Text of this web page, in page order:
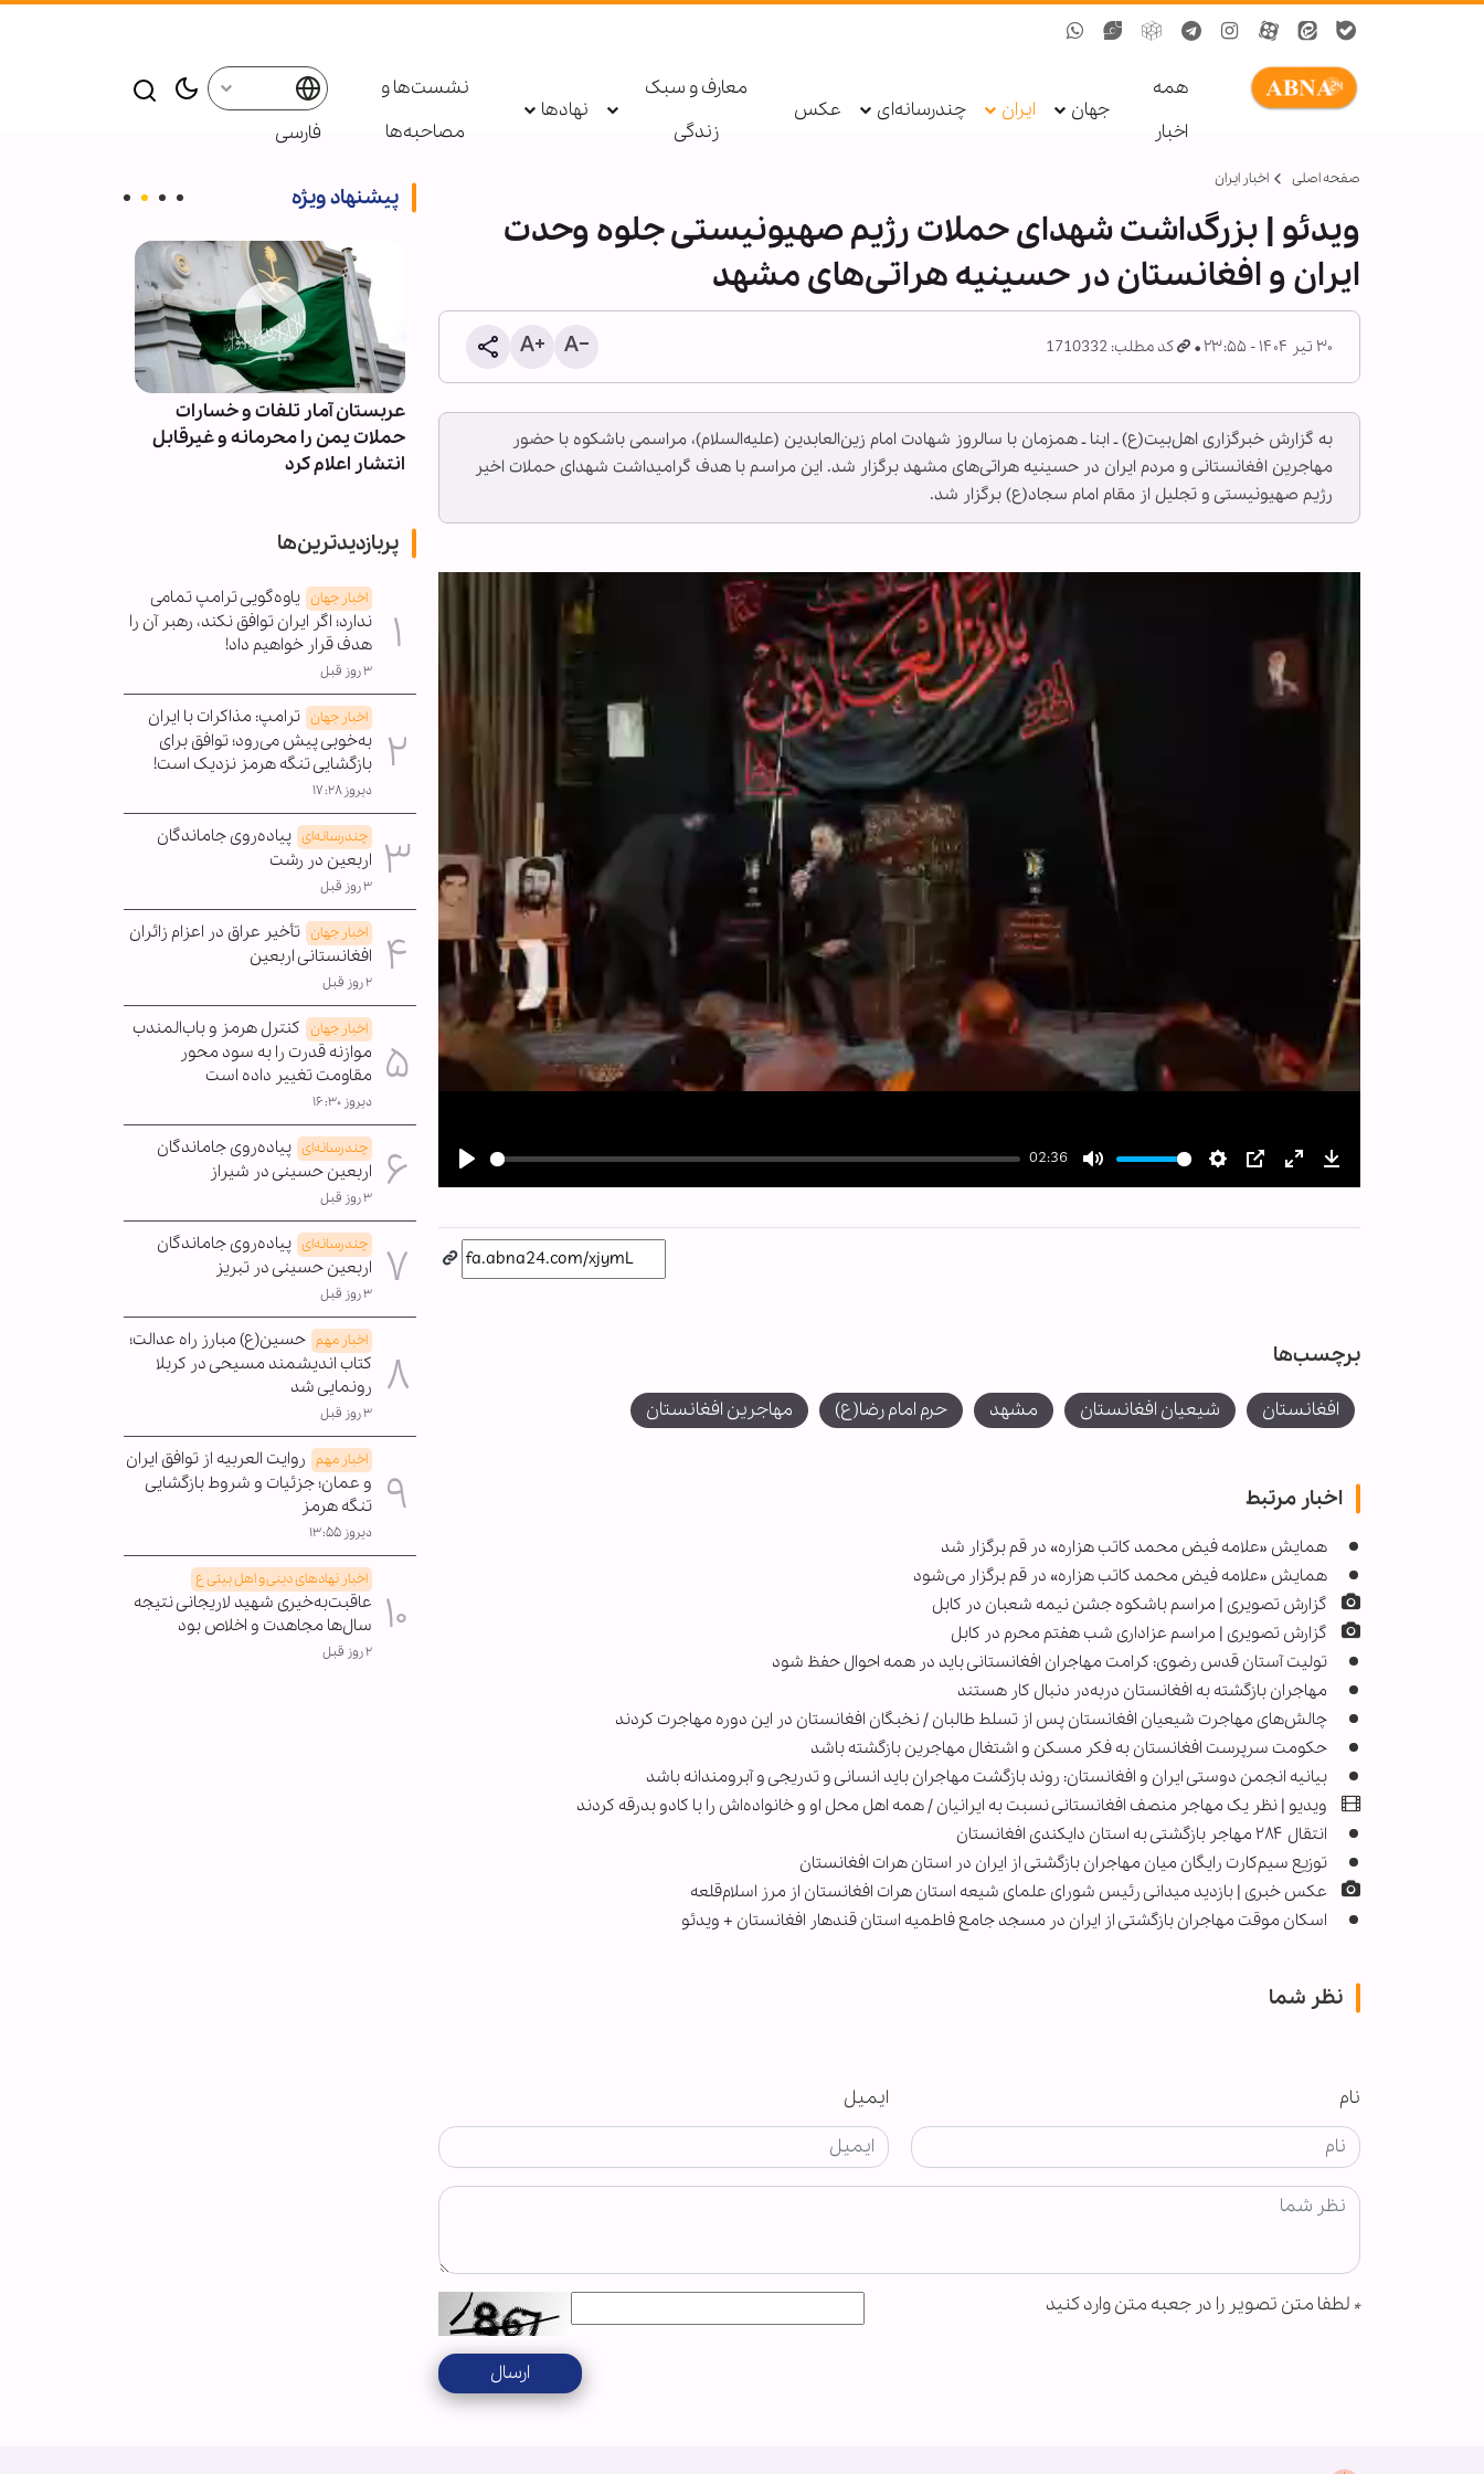
همه
اخبار
جهان ایران چندرسانه‌ای عکس
معارف و سبک
زندگی
نهادها
نشست‌ها و
مصاحبه‌ها
فارسی
صفحه اصلی اخبار ایران
ویدئو | بزرگداشت شهدای حملات رژیم صهیونیستی جلوه وحدت
ایران و افغانستان در حسینیه هراتی‌های مشهد
۳۰ تیر ۱۴۰۴ - ۲۳:۵۵ کد مطلب: 1710332
به گزارش خبرگزاری اهل‌بیت(ع) ـ ابنا ـ همزمان با سالروز شهادت امام زین‌العابدین (علیه‌السلام)، مراسمی باشکوه با حضور
مهاجرین افغانستانی و مردم ایران در حسینیه هراتی‌های مشهد برگزار شد. این مراسم با هدف گرامیداشت شهدای حملات اخیر
رژیم صهیونیستی و تجلیل از مقام امام سجاد(ع) برگزار شد.
Play
02:36
Mute Settings
PIP EnterDownload
برچسب‌ها
افغانستان شیعیان افغانستان مشهد حرم امام رضا(ع) مهاجرین افغانستان
اخبار مرتبط
همایش «علامه فیض محمد کاتب هزاره» در قم برگزار شد
همایش «علامه فیض محمد کاتب هزاره» در قم برگزار می‌شود
گزارش تصویری | مراسم باشکوه جشن نیمه شعبان در کابل
گزارش تصویری | مراسم عزاداری شب هفتم محرم در کابل
تولیت آستان قدس رضوی: کرامت مهاجران افغانستانی باید در همه احوال حفظ شود
مهاجران بازگشته به افغانستان دربه‌در دنبال کار هستند
چالش‌های مهاجرت شیعیان افغانستان پس از تسلط طالبان / نخبگان افغانستان در این دوره مهاجرت کردند
حکومت سرپرست افغانستان به فکر مسکن و اشتغال مهاجرین بازگشته باشد
بیانیه انجمن دوستی ایران و افغانستان: روند بازگشت مهاجران باید انسانی و تدریجی و آبرومندانه باشد
ویدیو | نظر یک مهاجر منصف افغانستانی نسبت به ایرانیان / همه اهل محل او و خانواده‌اش را با کادو بدرقه کردند
انتقال ۲۸۴ مهاجر بازگشتی به استان دایکندی افغانستان
توزیع سیم‌کارت رایگان میان مهاجران بازگشتی از ایران در استان هرات افغانستان
عکس خبری | بازدید میدانی رئیس شورای علمای شیعه استان هرات افغانستان از مرز اسلام‌قلعه
اسکان موقت مهاجران بازگشتی از ایران در مسجد جامع فاطمیه استان قندهار افغانستان + ویدئو
نظر شما
نام ایمیل
* لطفا متن تصویر را در جعبه متن وارد کنید
ارسال
پیشنهاد ویژه
دستگیری عامل توهین به زائران
اربعین در فضای مجازی توسط
پلیس
معرفی بیش از ۱۹۰ عنوان کتاب
اربعینی در نورلایب؛ از جست‌وجوی
متنی تا گفت‌وگو با کتاب‌ها
پاسخ قالیباف به ترامپ: این
دیپلماسی نمایشی، شکست خورده
است
عربستان آمار تلفات و خسارات
حملات یمن را محرمانه و غیرقابل
انتشار اعلام کرد
پربازدیدترین‌ها
اخبار جهان یاوه‌گویی ترامپ تمامی
ندارد؛ اگر ایران توافق نکند، رهبر آن را
هدف قرار خواهیم داد!
۳ روز قبل
اخبار جهان ترامپ: مذاکرات با ایران
به‌خوبی پیش می‌رود؛ توافق برای
بازگشایی تنگه هرمز نزدیک است!
دیروز ۱۷:۲۸
چندرسانه‌ای پیاده‌روی جاماندگان
اربعین در رشت
۳ روز قبل
اخبار جهان تأخیر عراق در اعزام زائران
افغانستانی اربعین
۲ روز قبل
اخبار جهان کنترل هرمز و باب‌المندب
موازنه قدرت را به سود محور
مقاومت تغییر داده است
دیروز ۱۶:۳۰
چندرسانه‌ای پیاده‌روی جاماندگان
اربعین حسینی در شیراز
۳ روز قبل
چندرسانه‌ای پیاده‌روی جاماندگان
اربعین حسینی در تبریز
۳ روز قبل
اخبار مهم حسین(ع) مبارز راه عدالت؛
کتاب اندیشمند مسیحی در کربلا
رونمایی شد
۳ روز قبل
اخبار مهم روایت العربیه از توافق ایران
و عمان؛ جزئیات و شروط بازگشایی
تنگه هرمز
دیروز ۱۳:۵۵
اخبار نهادهای دینی و اهل بیتی ع
عاقبت‌به‌خیری شهید لاریجانی نتیجه
سال‌ها مجاهدت و اخلاص بود
۲ روز قبل